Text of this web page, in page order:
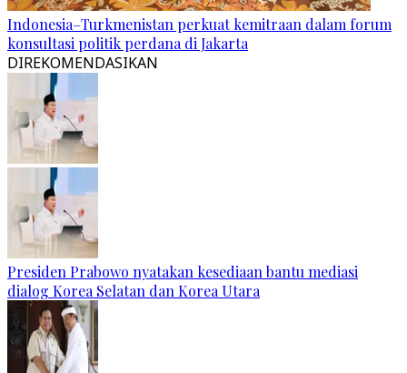
Indonesia–Turkmenistan perkuat kemitraan dalam forum
konsultasi politik perdana di Jakarta
DIREKOMENDASIKAN
Presiden Prabowo nyatakan kesediaan bantu mediasi
dialog Korea Selatan dan Korea Utara